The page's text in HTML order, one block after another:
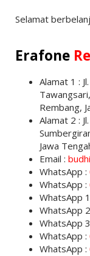
Selamat
Erafone
Alamat 1 :
Rembang,
Alamat 2 :
Jawa
Email :
WhatsApp :
WhatsApp :
WhatsApp
WhatsApp
WhatsApp
WhatsApp :
WhatsApp :